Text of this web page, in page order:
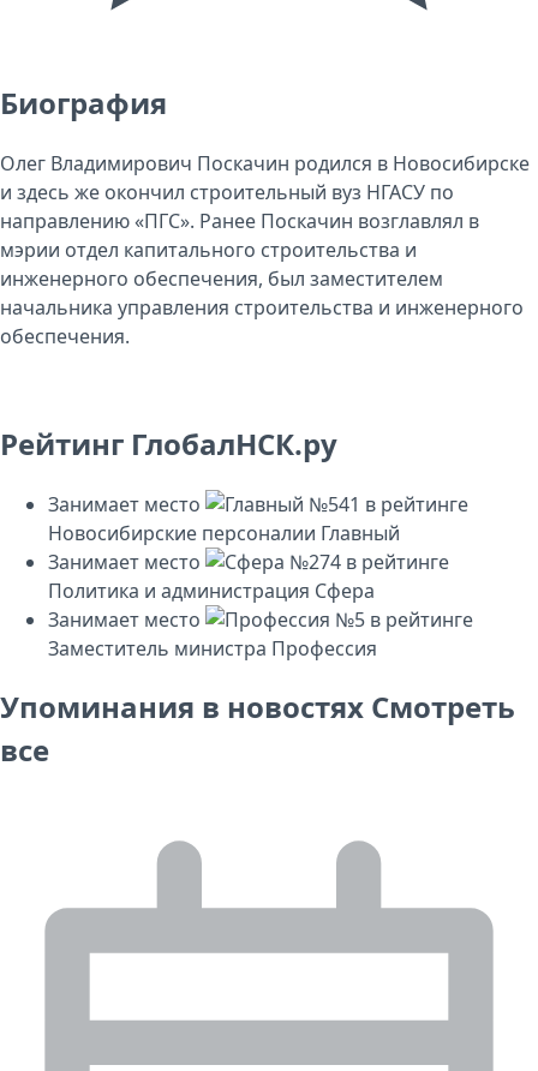
Биография
Олег Владимирович Поскачин родился в Новосибирске
и здесь же окончил строительный вуз НГАСУ по
направлению «ПГС». Ранее Поскачин возглавлял в
мэрии отдел капитального строительства и
инженерного обеспечения, был заместителем
начальника управления строительства и инженерного
обеспечения.
Рейтинг ГлобалНСК.ру
Занимает место №541 в рейтинге
Новосибирские персоналии Главный
Занимает место
№274 в рейтинге
Политика и администрация Сфера
Занимает место
№5 в рейтинге
Заместитель министра Профессия
Упоминания в новостях Смотреть
все